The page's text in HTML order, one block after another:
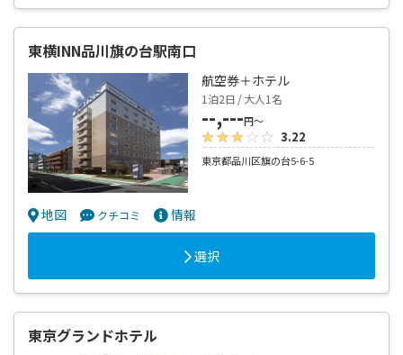
東横INN品川旗の台駅南口
航空券＋ホテル
1泊2日 / 大人1名
--,---円～
3.22
東京都品川区旗の台5-6-5
地図 クチコミ 情報
選択
東京グランドホテル